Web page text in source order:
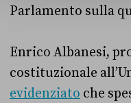
Parlamento sulla
Enrico Albanesi,
costituzionale
evidenziato che